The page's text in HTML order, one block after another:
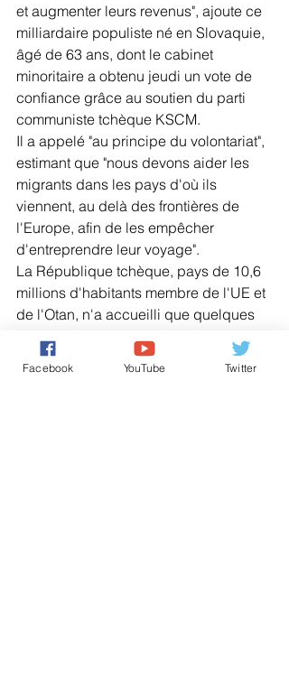
et augmenter leurs revenus", ajoute ce
milliardaire populiste né en Slovaquie,
âgé de 63 ans, dont le cabinet
minoritaire a obtenu jeudi un vote de
confiance grâce au soutien du parti
communiste tchèque KSCM.
Il a appelé "au principe du volontariat",
estimant que "nous devons aider les
migrants dans les pays d'où ils
viennent, au delà des frontières de
l'Europe, afin de les empêcher
d'entreprendre leur voyage".
La République tchèque, pays de 10,6
millions d'habitants membre de l'UE et
de l'Otan, n'a accueilli que quelques
réfugiés depuis la crise de 2015. Selon
un sondage publié en avril par
Facebook YouTube Twitter